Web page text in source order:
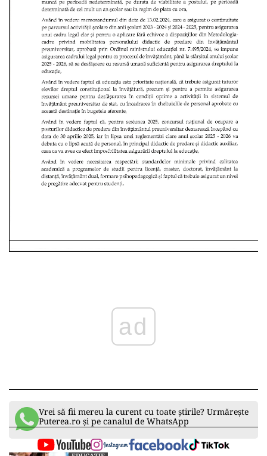
ad
Vrei să fii mereu la curent cu toate știrile? Urmărește
Puterea.ro și pe canalul de WhatsApp